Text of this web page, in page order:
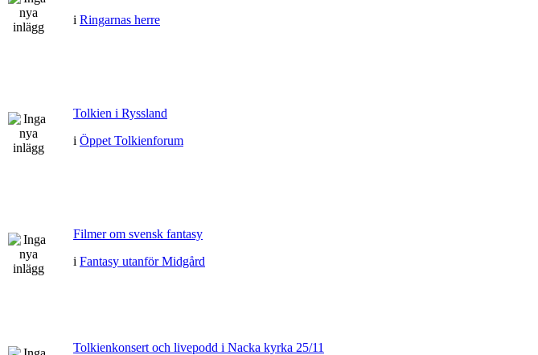
i Ringarnas herre
Tolkien i Ryssland
i Öppet Tolkienforum
Filmer om svensk fantasy
i Fantasy utanför Midgård
Tolkienkonsert och livepodd i Nacka kyrka 25/11